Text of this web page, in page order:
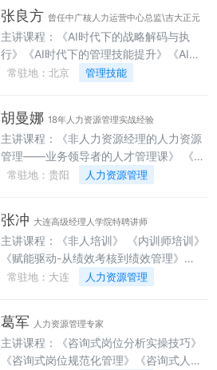
工市场化素质-培养与激发》《路演落地
法》《员工发展-职业生涯规划技术》、
《职场就业创业法则与技巧》《职场情景
沟通》《实用公文写作》《从“0”到“1”扎实
创业》、《销售人员能力全维度提升与特
高瞻远瞩、接地气》、《打通企业科技成
果转化的“最后一公里"》、《企业文化建
设》、《管理决策-如何有效的解决问
题》、《中高层干部-目标与计划管理》、
《管理者角色认知》、《中层干部五项必
投资分析、评估与决策》《商业变现与盈
利模式设计》
者科学决断力工作坊》《POA行动力思
维》《逻辑思考与高效表达》《管理者的
创新思维》《中层管理者能力提升》《管
理者角色定位与能力提升》《跃升领导者
人才七项精进》《关键人才胜任力建模》
《敏捷组织经验萃取》《培训内容开发》
《企业大学搭建》《高效能部署培育与工
作教导》《敏捷绩效管理》《工作汇报技
巧》《精细化行政管理》
张良方 曾任中广核人力运营中心总监\吉大正元
副总裁\大账房副总裁\诚志股份人力资源总经理
主讲课程：《AI时代下的战略解码与执
行》《AI时代下的管理技能提升》《AI时
代下的人才管理三板斧》《AI时代下的卓
《AI时代下的有效领导力》《AI时代下的
情绪管理》《战略规划BLM业务领先模型
工作坊》《赢在领导力》《领导力梯队建
设——“铸剑计划”/“三航”体系》《管理者
打造》《从技术走向管理》《战略绩效管
理：OKR+KPI融合体系》《构建卓越绩效
管理体系》《薪酬体系设计与激励管理》
《人才盘点与继任计划——“长青工程”/“蓄
水池工程”》《企业大学搭建与人才培养体
常驻地：北京 管理技能
胡曼娜 18年人力资源管理实战经验
主讲课程：《非人力资源经理的人力资源
管理——业务领导者的人才管理课》 《金
牌面试官——高效面试与精准甄选技术》
键人才保留实战》 《绩效管理与员工激
励：从KPI到OKR落地实操》 《不踩雷，
更暖心——劳动关系风险防控与员工体验
提升》
常驻地：贵阳 人力资源管理
张冲 大连高级经理人学院特聘讲师
主讲课程：《非人培训》 《内训师培训》
《赋能驱动-从绩效考核到绩效管理》
《赋能未来-核心人才全生命周期管理》
《高层领导者六脉神剑》 《中层管理者五
项修炼》 《基层管理者三大支柱》
常驻地：大连 人力资源管理
葛军 人力资源管理专家
主讲课程：《咨询式岗位分析实操技巧》
《咨询式岗位规范化管理》《咨询式人才